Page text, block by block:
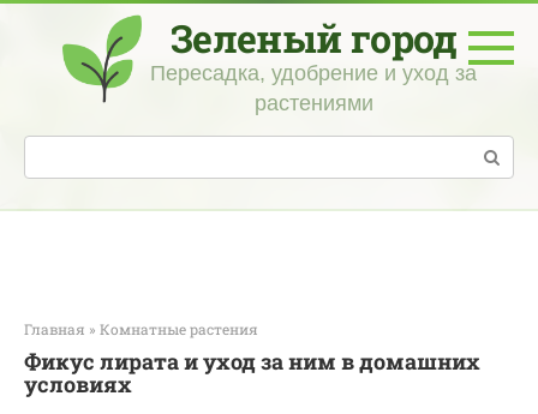
Перейти
контенту
Зеленый город
Пересадка, удобрение и уход за
растениями
Поиск:
Главная » Комнатные растения
Фикус лирата и уход за ним в домашних
условиях